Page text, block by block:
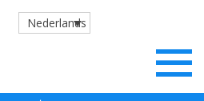
Nederlands